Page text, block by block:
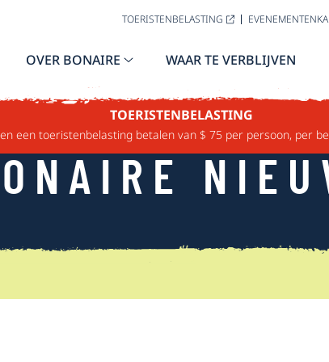
TOERISTENBELASTING
OVER BONAIRE WAAR TE VERBLIJVEN
TOERISTENBELASTING
een toeristenbelasting betalen van $ 75 per persoon, per